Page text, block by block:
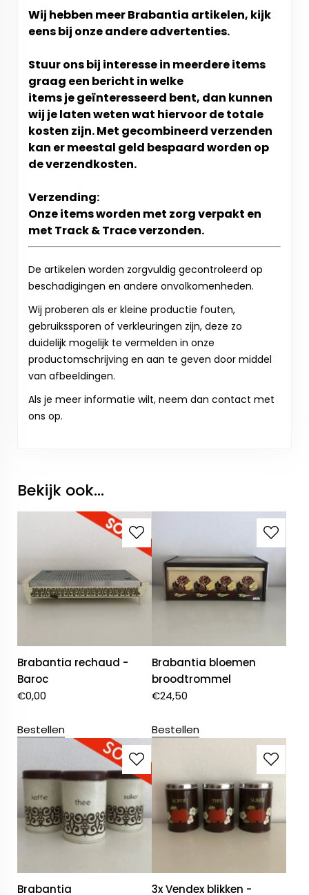
Wij hebben meer Brabantia artikelen, kijk
eens bij onze andere advertenties.
Stuur ons bij interesse in meerdere items
graag een bericht in welke
items je geïnteresseerd bent, dan kunnen
wij je laten weten wat hiervoor de totale
kosten zijn. Met gecombineerd verzenden
kan er meestal geld bespaard worden op
de verzendkosten.
Verzending:
Onze items worden met zorg verpakt en
met Track & Trace verzonden.
De artikelen worden zorgvuldig gecontroleerd op
beschadigingen en andere onvolkomenheden.
Wij proberen als er kleine productie fouten,
gebruikssporen of verkleuringen zijn, deze zo
duidelijk mogelijk te vermelden in onze
productomschrijving en aan te geven door middel
van afbeeldingen.
Als je meer informatie wilt, neem dan contact met
ons op.
Bekijk ook...
Brabantia rechaud -
Baroc
€0,00
Bestellen
Brabantia bloemen
broodtrommel
€24,50
Bestellen
Brabantia 3x Vendex blikken -